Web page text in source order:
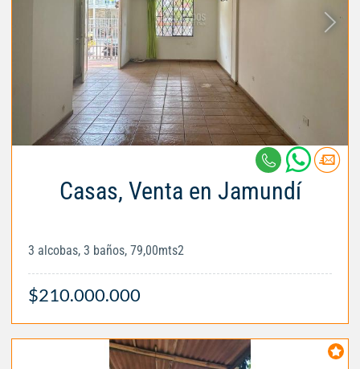
Casas, Venta en Jamundí
3 alcobas, 3 baños, 79,00mts2
$210.000.000